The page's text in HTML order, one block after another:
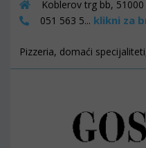
Koblerov trg bb,
051 563 5... klikni za
Pizzeria, domaći